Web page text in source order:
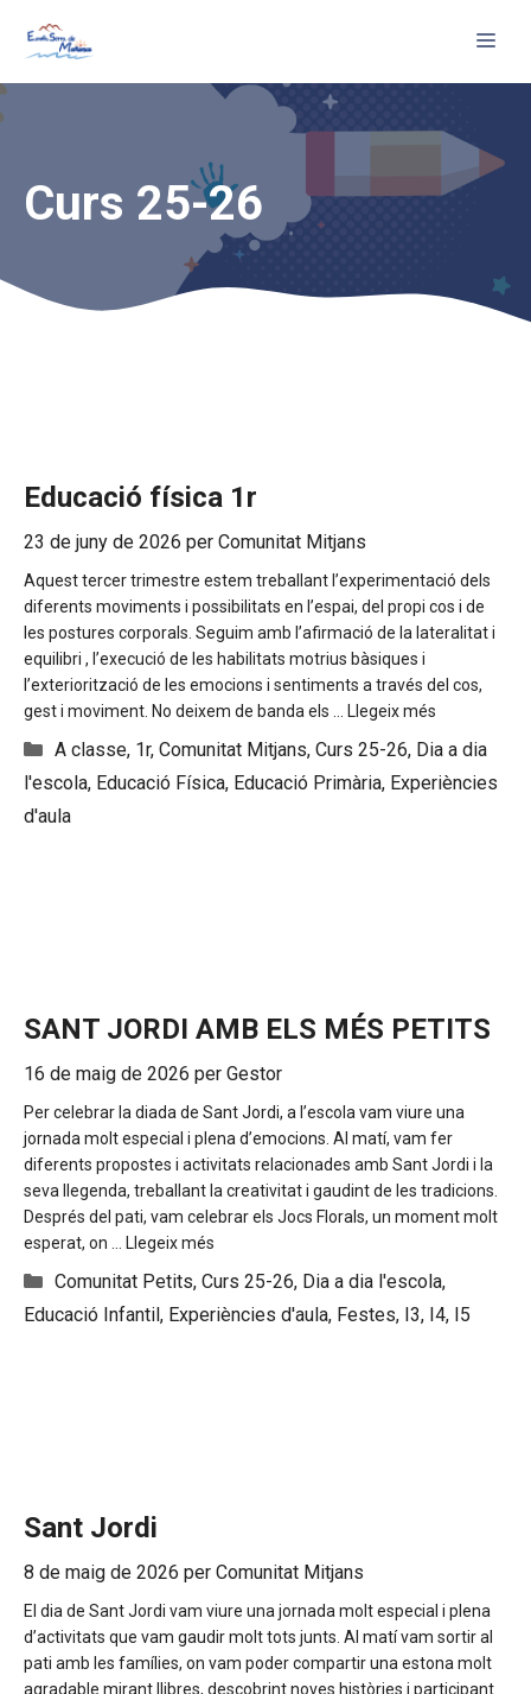
Curs 25-26
Educació física 1r
23 de juny de 2026 per Comunitat Mitjans
Aquest tercer trimestre estem treballant l’experimentació dels
diferents moviments i possibilitats en l’espai, del propi cos i de
les postures corporals. Seguim amb l’afirmació de la lateralitat i
equilibri , l’execució de les habilitats motrius bàsiques i
l’exteriorització de les emocions i sentiments a través del cos,
gest i moviment. No deixem de banda els …
Llegeix més
Categories
A classe, 1r, Comunitat Mitjans, Curs 25-26, Dia a dia
l'escola, Educació Física, Educació Primària, Experiències
d'aula
SANT JORDI AMB ELS MÉS PETITS
16 de maig de 2026 per Gestor
Per celebrar la diada de Sant Jordi, a l’escola vam viure una
jornada molt especial i plena d’emocions. Al matí, vam fer
diferents propostes i activitats relacionades amb Sant Jordi i la
seva llegenda, treballant la creativitat i gaudint de les tradicions.
Després del pati, vam celebrar els Jocs Florals, un moment molt
esperat, on …
Llegeix més
Categories
Comunitat Petits, Curs 25-26, Dia a dia l'escola,
Educació Infantil, Experiències d'aula, Festes, I3, I4, I5
Sant Jordi
8 de maig de 2026 per Comunitat Mitjans
El dia de Sant Jordi vam viure una jornada molt especial i plena
d’activitats que vam gaudir molt tots junts. Al matí vam sortir al
pati amb les famílies, on vam poder compartir una estona molt
agradable mirant llibres, descobrint noves històries i participant